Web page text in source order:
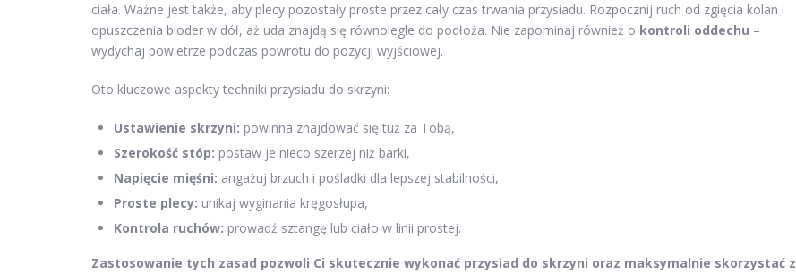
ciała. Ważne jest także, aby plecy pozostały proste przez cały czas trwania przysiadu. Rozpocznij ruch od zgięcia kolan i
opuszczenia bioder w dół, aż uda znajdą się równolegle do podłoża. Nie zapominaj również o kontroli oddechu –
wydychaj powietrze podczas powrotu do pozycji wyjściowej.
Oto kluczowe aspekty techniki przysiadu do skrzyni:
Ustawienie skrzyni: powinna znajdować się tuż za Tobą,
Szerokość stóp: postaw je nieco szerzej niż barki,
Napięcie mięśni: angażuj brzuch i pośladki dla lepszej stabilności,
Proste plecy: unikaj wyginania kręgosłupa,
Kontrola ruchów: prowadź sztangę lub ciało w linii prostej.
Zastosowanie tych zasad pozwoli Ci skutecznie wykonać przysiad do skrzyni oraz maksymalnie skorzystać z